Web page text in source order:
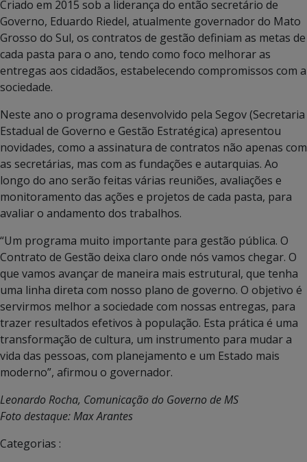
Criado em 2015 sob a liderança do então secretário de
Governo, Eduardo Riedel, atualmente governador do Mato
Grosso do Sul, os contratos de gestão definiam as metas de
cada pasta para o ano, tendo como foco melhorar as
entregas aos cidadãos, estabelecendo compromissos com a
sociedade.
Neste ano o programa desenvolvido pela Segov (Secretaria
Estadual de Governo e Gestão Estratégica) apresentou
novidades, como a assinatura de contratos não apenas com
as secretárias, mas com as fundações e autarquias. Ao
longo do ano serão feitas várias reuniões, avaliações e
monitoramento das ações e projetos de cada pasta, para
avaliar o andamento dos trabalhos.
“Um programa muito importante para gestão pública. O
Contrato de Gestão deixa claro onde nós vamos chegar. O
que vamos avançar de maneira mais estrutural, que tenha
uma linha direta com nosso plano de governo. O objetivo é
servirmos melhor a sociedade com nossas entregas, para
trazer resultados efetivos à população. Esta prática é uma
transformação de cultura, um instrumento para mudar a
vida das pessoas, com planejamento e um Estado mais
moderno”, afirmou o governador.
Leonardo Rocha, Comunicação do Governo de MS
Foto destaque: Max Arantes
Categorias :